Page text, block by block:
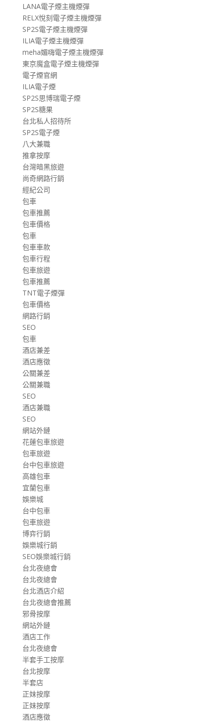
LANA電子煙主機煙彈
RELX悅刻電子煙主機煙彈
SP2S電子煙主機煙彈
ILIA電子煙主機煙彈
meha媚嗨電子煙主機煙彈
東京魔盒電子煙主機煙彈
電子煙官網
ILIA電子煙
SP2S思博瑞電子煙
SP2S糖果
台北私人招待所
SP2S電子煙
八大兼職
推拿按摩
台灣暗黑旅遊
尚奇網路行銷
經紀公司
包車
包車推薦
包車價格
包車
包車車款
包車行程
包車旅遊
包車推薦
TNT電子煙彈
包車價格
網路行銷
SEO
包車
酒店兼差
酒店應徵
公關兼差
公關兼職
SEO
酒店兼職
SEO
網站外鏈
花蓮包車旅遊
包車旅遊
台中包車旅遊
高雄包車
宜蘭包車
娛樂城
台中包車
包車旅遊
博弈行銷
娛樂城行銷
SEO娛樂城行銷
台北夜總會
台北夜總會
台北酒店介紹
台北夜總會推薦
邪骨按摩
網站外鏈
酒店工作
台北夜總會
半套手工按摩
台北按摩
半套店
正妹按摩
正妹按摩
酒店應徵